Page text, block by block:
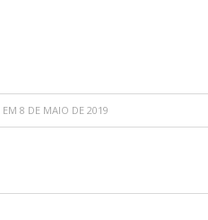
EM 8 DE MAIO DE 2019